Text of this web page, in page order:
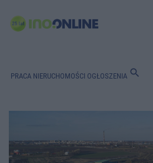
PRACA NIERUCHOMOŚCI OGŁOSZENIA search